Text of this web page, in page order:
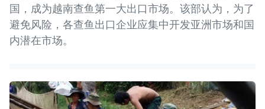
国，成为越南查鱼第一大出口市场。该部认为，为了
避免风险，各查鱼出口企业应集中开发亚洲市场和国
内潜在市场。